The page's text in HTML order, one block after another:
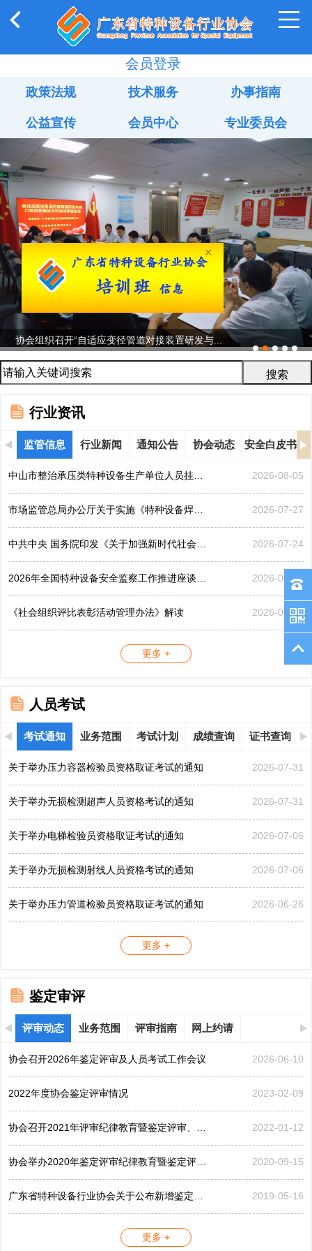
会员登录
政策法规 技术服务 办事指南
公益宣传 会员中心 专业委员会
协会组织召开“自适应变径管道对接装置研发与...
行业资讯
监管信息 行业新闻 通知公告 协会动态 安全白皮书
中山市整治承压类特种设备生产单位人员挂靠、临时凑岗、... 2026-08-05
市场监管总局办公厅关于实施《特种设备焊接操作人员考核... 2026-07-27
中共中央 国务院印发《关于加强新时代社会工作的意见》 2026-07-24
2026年全国特种设备安全监察工作推进座谈会在黑龙江哈... 2026-07-21
《社会组织评比表彰活动管理办法》解读 2026-07-17
更多 +
人员考试
考试通知 业务范围 考试计划 成绩查询 证书查询
关于举办压力容器检验员资格取证考试的通知 2026-07-31
关于举办无损检测超声人员资格考试的通知 2026-07-31
关于举办电梯检验员资格取证考试的通知 2026-07-06
关于举办无损检测射线人员资格考试的通知 2026-07-06
关于举办压力管道检验员资格取证考试的通知 2026-06-26
更多 +
鉴定审评
评审动态 业务范围 评审指南 网上约请
协会召开2026年鉴定评审及人员考试工作会议 2026-06-10
2022年度协会鉴定评审情况 2023-02-09
协会召开2021年评审纪律教育暨鉴定评审、考评工作会议 2022-01-12
协会举办2020年鉴定评审纪律教育暨鉴定评审工作会议 2020-09-15
广东省特种设备行业协会关于公布新增鉴定评审员的公告... 2019-05-16
更多 +
×